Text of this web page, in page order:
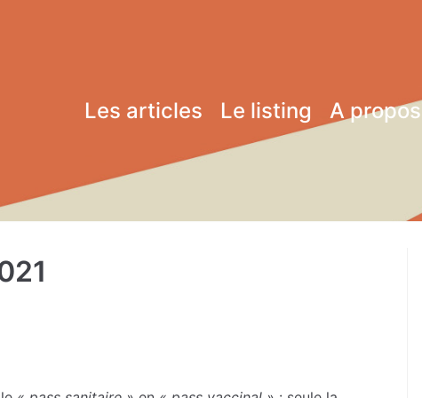
Les articles Le listing A propos